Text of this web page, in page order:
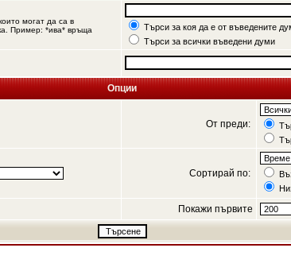
могат да са в
Пример: *ива* връща
Търси за коя да е от въведените
Търси за всички въведени думи
Опции
От преди:
Сортирай по:
Покажи първите